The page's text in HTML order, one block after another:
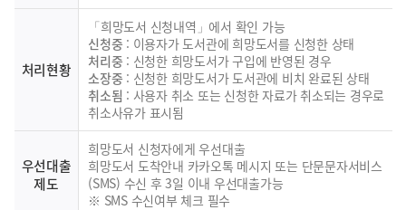
처리현황
「희망도서 신청내역」에서 확인 가능
신청중 : 이용자가 도서관에 희망도서를 신청한 상태
처리중 : 신청한 희망도서가 구입에 반영된 경우
소장중 : 신청한 희망도서가 도서관에 비치 완료된 상태
취소됨 : 사용자 취소 또는 신청한 자료가 취소되는 경우로
취소사유가 표시됨
우선대출
제도
희망도서 신청자에게 우선대출
희망도서 도착안내 카카오톡 메시지 또는 단문문자서비스
(SMS) 수신 후 3일 이내 우선대출가능
※ SMS 수신여부 체크 필수